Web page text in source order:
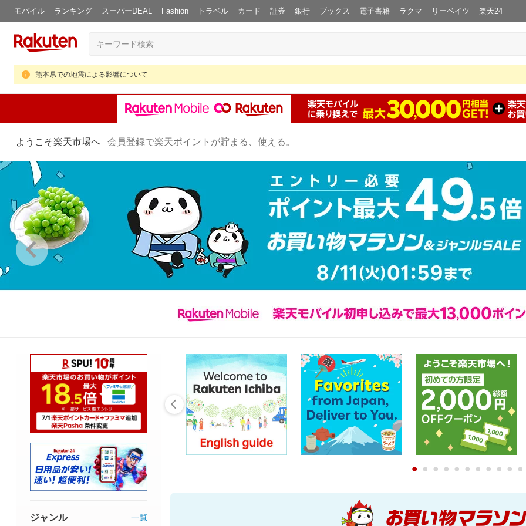
モバイル ランキング スーパーDEAL Fashion トラベル カード 証券 銀行 ブックス 電子書籍 ラクマ リーベイツ 楽天24
熊本県での地震による影響について
ようこそ楽天市場へ 会員登録で楽天ポイントが貯まる、使える。
0 1 2 3 4 5 6 7 8 9
ジャンル 一覧